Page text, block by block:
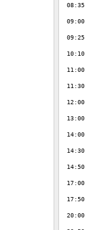
08:35
09:00
09:25
10:10
11:00
11:30
12:00
13:00
14:00
14:30
14:50
17:00
17:50
20:00